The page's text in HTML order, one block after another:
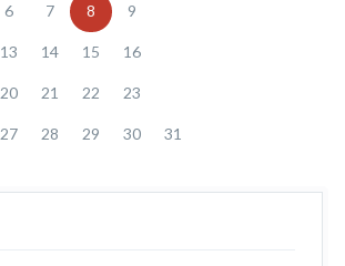
6 7 8 9
13 14 15 16
20 21 22 23
27 28 29 30 31